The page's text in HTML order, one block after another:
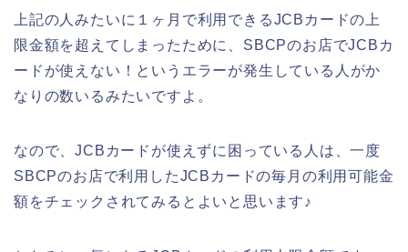
上記の人みたいに１ヶ月で利用できるJCBカードの上
限金額を超えてしまったために、SBCPのお店でJCBカ
ードが使えない！というエラーが発生している人がか
なりの数いるみたいですよ。
なので、JCBカードが使えずに困っている人は、一度
SBCPのお店で利用したJCBカードの毎月の利用可能金
額をチェックされてみるとよいと思います♪